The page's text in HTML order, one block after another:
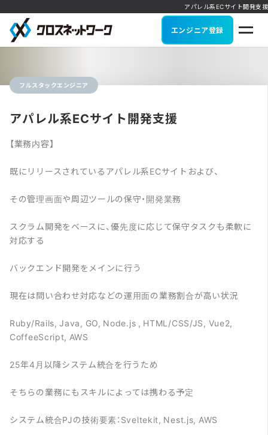
アパレル系ECサイト開発支援
エンジニア登録
フルスタックエンジニア
アパレル系ECサイト開発支援
【業務内容】
既にリリースされているアパレル系ECサイトおよび、
その管理画面や周辺ツールの保守・開発業務
スクラム開発をベースに、優先度に応じて保守タスクも柔軟に
対応する
バックエンド開発をメインに行う
現在は問い合わせ対応などの運用面の業務割合が高い状況
Ruby/Rails, Java, GO, Node.js , HTML/CSS/JS, Vue2,
CoffeeScript, AWS
25年4月以降システム統合を行うため
そちらの業務にもスキルによっては携わる予定
システム統合PJの技術要素：Sveltekit, Nest.js, AWS